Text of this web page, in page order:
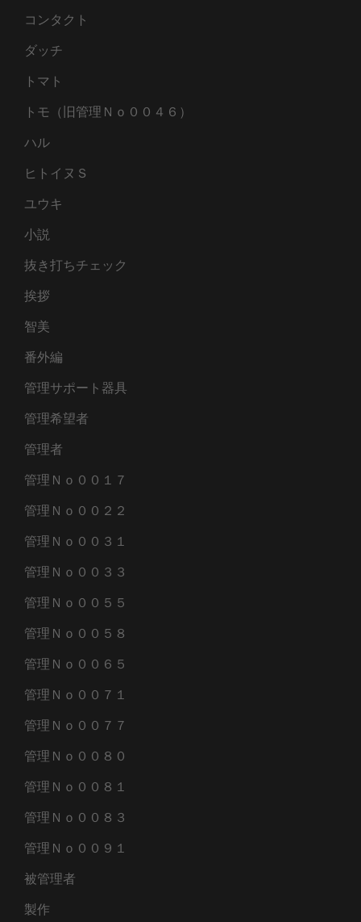
コンタクト
ダッチ
トマト
トモ（旧管理Ｎｏ００４６）
ハル
ヒトイヌＳ
ユウキ
小説
抜き打ちチェック
挨拶
智美
番外編
管理サポート器具
管理希望者
管理者
管理Ｎｏ００１７
管理Ｎｏ００２２
管理Ｎｏ００３１
管理Ｎｏ００３３
管理Ｎｏ００５５
管理Ｎｏ００５８
管理Ｎｏ００６５
管理Ｎｏ００７１
管理Ｎｏ００７７
管理Ｎｏ００８０
管理Ｎｏ００８１
管理Ｎｏ００８３
管理Ｎｏ００９１
被管理者
製作